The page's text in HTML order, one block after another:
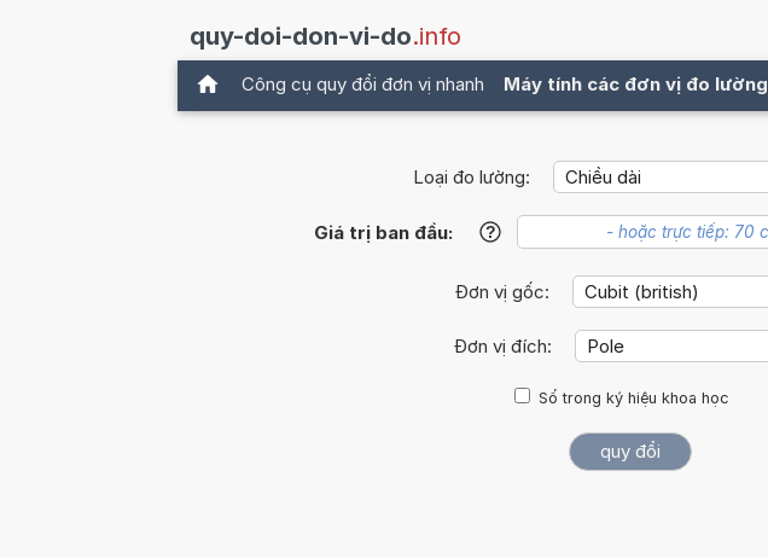
quy-doi-don-vi-do.info
Công cụ quy đổi đơn vị nhanh Máy tính các đơn vị đo lường
Loại đo lường:
Giá trị ban đầu: ?
Đơn vị gốc:
Đơn vị đích:
Số trong ký hiệu khoa học